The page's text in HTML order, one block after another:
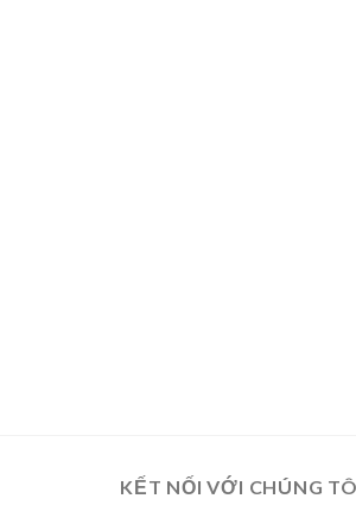
KẾT NỐI VỚI CHÚNG